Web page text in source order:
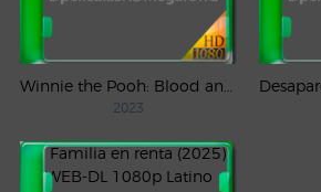
Winnie the Pooh: Blood and Honey (2023) WEB-DL 1080p Latino
2023